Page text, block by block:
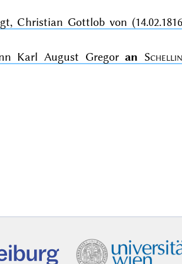
Christian Gottlob von
Karl August Gregoran